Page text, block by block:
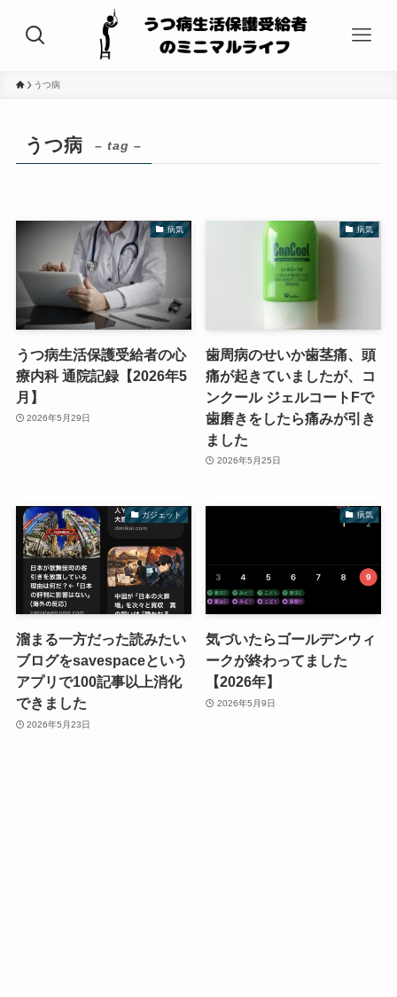
うつ病
うつ病 – tag –
病気
うつ病生活保護受給者の心
療内科 通院記録【2026年5
月】
2026年5月29日
病気
歯周病のせいか歯茎痛、頭
痛が起きていましたが、コ
ンクール ジェルコートFで
歯磨きをしたら痛みが引き
ました
2026年5月25日
ガジェット
溜まる一方だった読みたい
ブログをsavespaceという
アプリで100記事以上消化
できました
2026年5月23日
病気
気づいたらゴールデンウィ
ークが終わってました
【2026年】
2026年5月9日